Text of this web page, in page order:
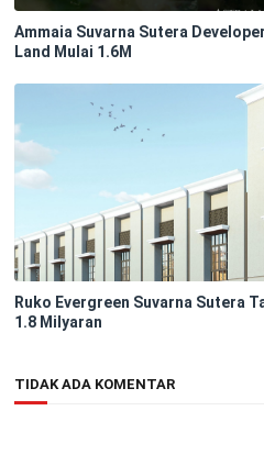
Ammaia Suvarna Sutera
Land Mulai 1.6M
Ruko Evergreen Suvarna Sutera
1.8 Milyaran
TIDAK ADA KOMENTAR